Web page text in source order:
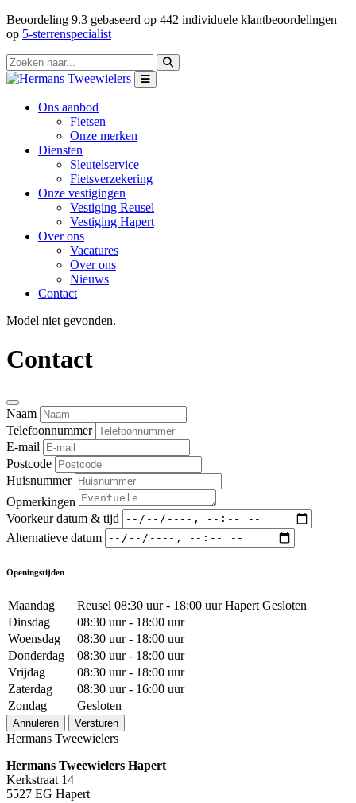
Beoordeling 9.3 gebaseerd op 442 individuele klantbeoordelingen
op 5-sterrenspecialist
Ons aanbod
Fietsen
Onze merken
Diensten
Sleutelservice
Fietsverzekering
Onze vestigingen
Vestiging Reusel
Vestiging Hapert
Over ons
Vacatures
Over ons
Nieuws
Contact
Model niet gevonden.
Contact
Naam
Telefoonnummer
E-mail
Postcode
Huisnummer
Opmerkingen
Voorkeur datum & tijd
Alternatieve datum
Openingstijden
Maandag
Reusel 08:30 uur - 18:00 uur Hapert Gesloten
Dinsdag
08:30 uur - 18:00 uur
Woensdag
08:30 uur - 18:00 uur
Donderdag
08:30 uur - 18:00 uur
Vrijdag
08:30 uur - 18:00 uur
Zaterdag
08:30 uur - 16:00 uur
Zondag
Gesloten
Annuleren Versturen
Hermans Tweewielers
Hermans Tweewielers Hapert
Kerkstraat 14
5527 EG Hapert